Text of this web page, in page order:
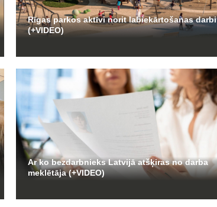
Rīgas parkos aktīvi norit labiekārtošanas darbi
(+VIDEO)
Ar ko bezdarbnieks Latvijā atšķiras no darba
meklētāja (+VIDEO)